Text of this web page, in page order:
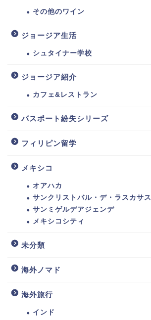
その他のワイン
ジョージア生活
シュタイナー学校
ジョージア紹介
カフェ&レストラン
パスポート紛失シリーズ
フィリピン留学
メキシコ
オアハカ
サンクリストバル・デ・ラスカサス
サンミゲルデアジェンデ
メキシコシティ
未分類
海外ノマド
海外旅行
インド